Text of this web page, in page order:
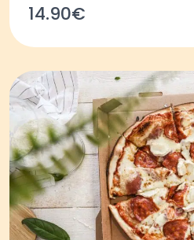
14.90€